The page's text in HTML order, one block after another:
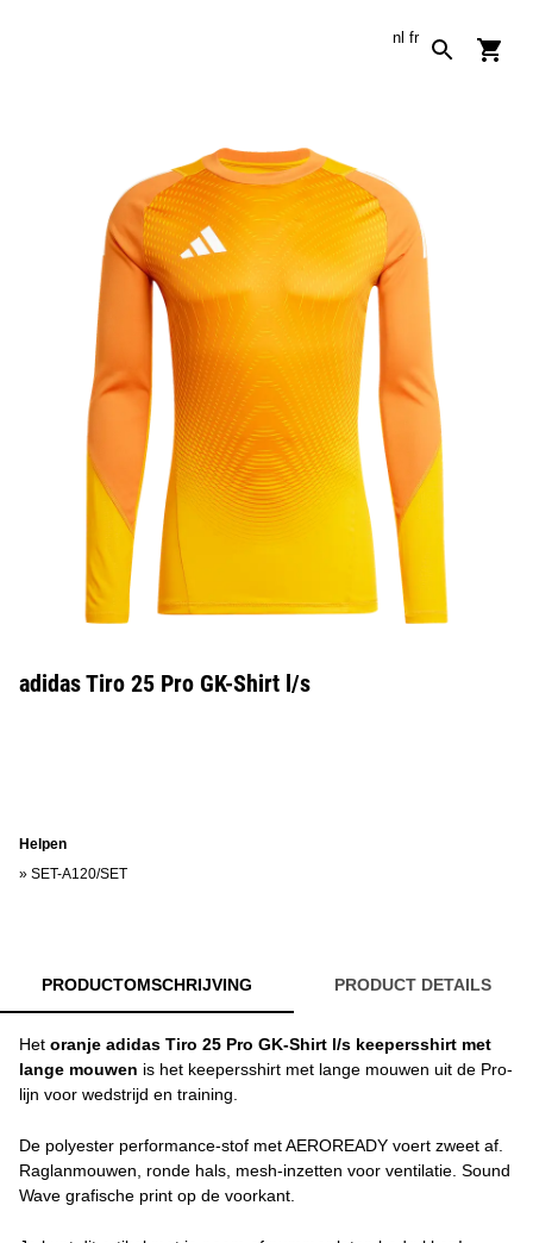
nl fr
adidas Tiro 25 Pro GK-Shirt l/s
Helpen
» SET-A120/SET
PRODUCTOMSCHRIJVING PRODUCT DETAILS
Het oranje adidas Tiro 25 Pro GK-Shirt l/s keepersshirt met
lange mouwen is het keepersshirt met lange mouwen uit de Pro-
lijn voor wedstrijd en training.
De polyester performance-stof met AEROREADY voert zweet af.
Raglanmouwen, ronde hals, mesh-inzetten voor ventilatie. Sound
Wave grafische print op de voorkant.